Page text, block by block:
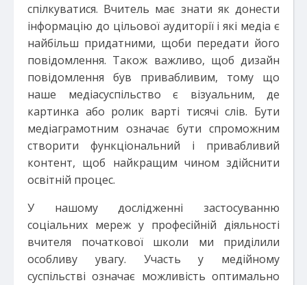
спілкуватися. Вчитель має знати як донести
інформацію до цільової аудиторії і які медіа є
найбільш придатними, щоби передати його
повідомлення. Також важливо, щоб дизайн
повідомлення був привабливим, тому що
наше медіасуспільство є візуальним, де
картинка або ролик варті тисячі слів. Бути
медіаграмотним означає бути спроможним
створити функціональний і привабливий
контент, щоб найкращим чином здійснити
освітній процес.
У нашому дослідженні застосуванню
соціальних мереж у професійній діяльності
вчителя початкової школи ми приділили
особливу увагу. Участь у медійному
суспільстві означає можливість оптимально